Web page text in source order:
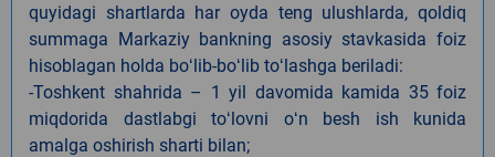
quyidagi shartlarda har oyda teng ulushlarda, qoldiq
summaga Markaziy bankning asosiy stavkasida foiz
hisoblagan holda boʻlib-boʻlib toʻlashga beriladi:
-Toshkent shahrida – 1 yil davomida kamida 35 foiz
miqdorida dastlabgi toʻlovni oʻn besh ish kunida
amalga oshirish sharti bilan;